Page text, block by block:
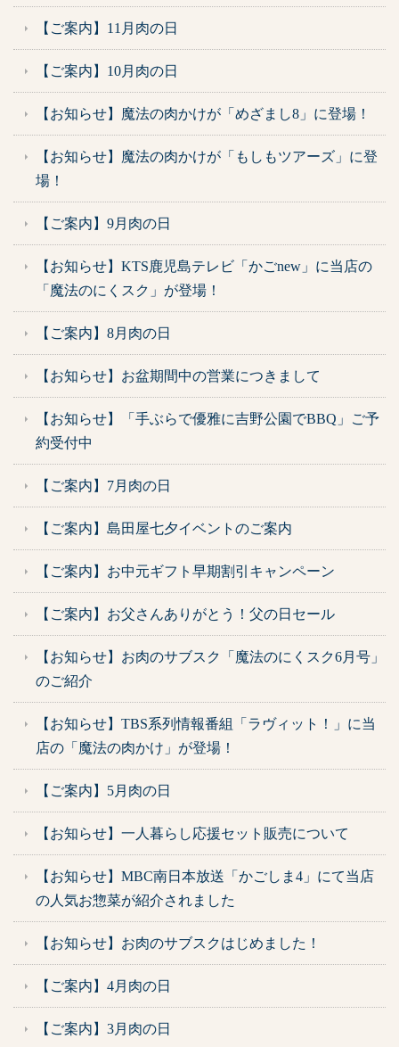
【ご案内】11月肉の日
【ご案内】10月肉の日
【お知らせ】魔法の肉かけが「めざまし8」に登場！
【お知らせ】魔法の肉かけが「もしもツアーズ」に登
場！
【ご案内】9月肉の日
【お知らせ】KTS鹿児島テレビ「かごnew」に当店の
「魔法のにくスク」が登場！
【ご案内】8月肉の日
【お知らせ】お盆期間中の営業につきまして
【お知らせ】「手ぶらで優雅に吉野公園でBBQ」ご予
約受付中
【ご案内】7月肉の日
【ご案内】島田屋七夕イベントのご案内
【ご案内】お中元ギフト早期割引キャンペーン
【ご案内】お父さんありがとう！父の日セール
【お知らせ】お肉のサブスク「魔法のにくスク6月号」
のご紹介
【お知らせ】TBS系列情報番組「ラヴィット！」に当
店の「魔法の肉かけ」が登場！
【ご案内】5月肉の日
【お知らせ】一人暮らし応援セット販売について
【お知らせ】MBC南日本放送「かごしま4」にて当店
の人気お惣菜が紹介されました
【お知らせ】お肉のサブスクはじめました！
【ご案内】4月肉の日
【ご案内】3月肉の日